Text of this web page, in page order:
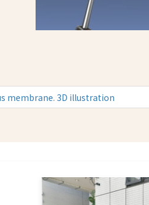
membrane. 3D illustration